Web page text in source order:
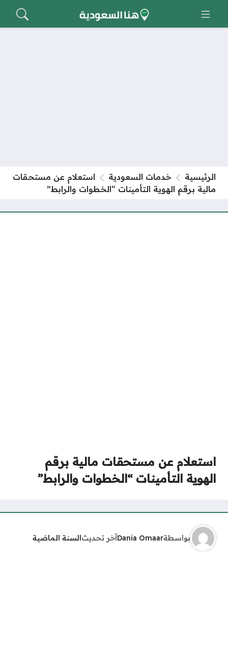
الرئيسية خدمات السعودية
استعلام عن مستحقات
مالية برقم الهوية التأمينات “الخطوات والرابط”
استعلام عن مستحقات مالية برقم
الهوية التأمينات “الخطوات والرابط”
بواسطةDania Omaarآخر تحديثالسنة الماضية